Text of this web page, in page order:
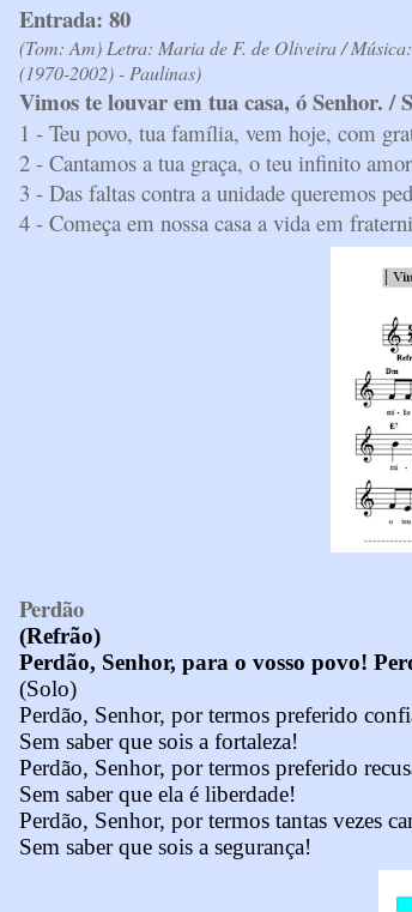
Entrada: 80
(Tom: Am) Letra: Maria de F. de Oliveira /
(1970-2002) - Paulinas)
Vimos te louvar em tua casa, ó Senhor. /
1 - Teu povo, tua família, vem hoje, com
2 - Cantamos a tua graça, o teu infinito
3 - Das faltas contra a unidade queremos
4 - Começa em nossa casa a vida em
Perdão
(Refrão)
Perdão, Senhor, para o vosso povo!
(Solo)
Perdão, Senhor, por termos preferido
Sem saber que sois a fortaleza!
Perdão, Senhor, por termos preferido
Sem saber que ela é liberdade!
Perdão, Senhor, por termos tantas vezes
Sem saber que sois a segurança!